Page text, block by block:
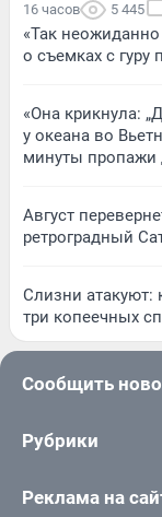
16 часов 5 445
«Так
о съемках с гуру
«Она крикнула:
у океана во
минуты пропажи
Август
ретроградный
Слизни атакуют:
три копеечных
Сообщить
Рубрики
Реклама на